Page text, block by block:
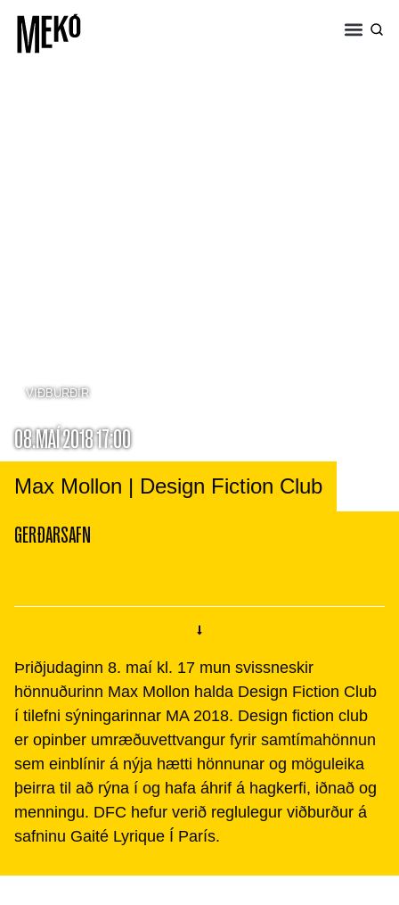
VIÐBURÐIR
08.MAÍ 2018 17:00
Max Mollon | Design Fiction Club
GERÐARSAFN
Þriðjudaginn 8. maí kl. 17 mun svissneskir
hönnuðurinn Max Mollon halda Design Fiction Club
í tilefni sýningarinnar MA 2018. Design fiction club
er opinber umræðuvettvangur fyrir samtímahönnun
sem einblínir á nýja hætti hönnunar og möguleika
þeirra til að rýna í og hafa áhrif á hagkerfi, iðnað og
menningu. DFC hefur verið reglulegur viðburður á
safninu Gaité Lyrique Í París.